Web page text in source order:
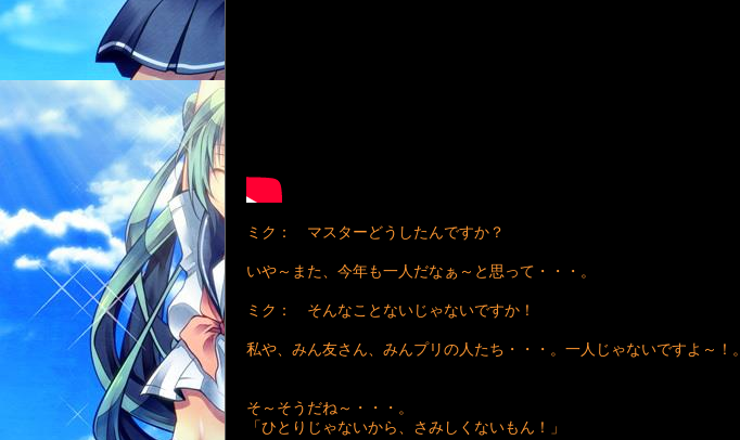
ミク： マスターどうしたんですか？
いや～また、今年も一人だなぁ～と思って・・・。
ミク： そんなことないじゃないですか！
私や、みん友さん、みんプリの人たち・・・。一人じゃないですよ～！。
そ～そうだね～・・・。
「ひとりじゃないから、さみしくないもん！」